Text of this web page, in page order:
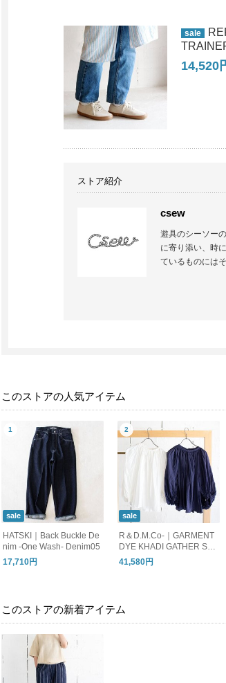
sale
14,520
ストア紹介
csew
遊具のシーソー
に寄り添い、時
ているものには
このストアの人気アイテム
sale
HATSKI｜Back Buckle De
nim -One Wash- Denim05
17,710円
sale
R＆D.M.Co-｜GARMENT
DYE KHADI GATHER SM
OCK
41,580円
このストアの新着アイテム